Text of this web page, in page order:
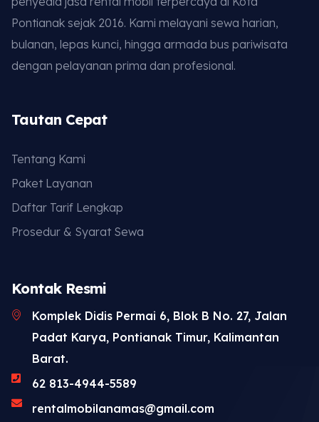
Pontianak sejak 2016. Kami melayani sewa harian,
bulanan, lepas kunci, hingga armada bus pariwisata
dengan pelayanan prima dan profesional.
Tautan Cepat
Tentang Kami
Paket Layanan
Daftar Tarif Lengkap
Prosedur & Syarat Sewa
Kontak Resmi
Komplek Didis Permai 6, Blok B No. 27, Jalan
Padat Karya, Pontianak Timur, Kalimantan
Barat.
62 813-4944-5589
rentalmobilanamas@gmail.com